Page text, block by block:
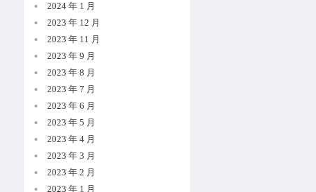
2024 年 1 月
2023 年 12 月
2023 年 11 月
2023 年 9 月
2023 年 8 月
2023 年 7 月
2023 年 6 月
2023 年 5 月
2023 年 4 月
2023 年 3 月
2023 年 2 月
2023 年 1 月